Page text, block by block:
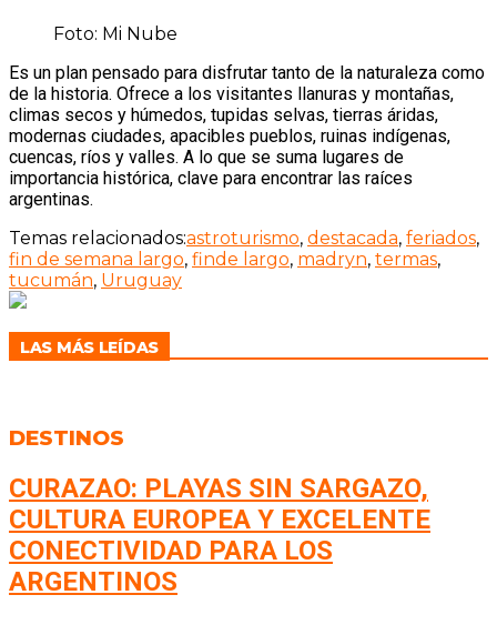
Foto: Mi Nube
Es un plan pensado para disfrutar tanto de la naturaleza como
de la historia. Ofrece a los visitantes llanuras y montañas,
climas secos y húmedos, tupidas selvas, tierras áridas,
modernas ciudades, apacibles pueblos, ruinas indígenas,
cuencas, ríos y valles. A lo que se suma lugares de
importancia histórica, clave para encontrar las raíces
argentinas.
Temas relacionados:astroturismo, destacada, feriados,
fin de semana largo, finde largo, madryn, termas,
tucumán, Uruguay
LAS MÁS LEÍDAS
DESTINOS
CURAZAO: PLAYAS SIN SARGAZO,
CULTURA EUROPEA Y EXCELENTE
CONECTIVIDAD PARA LOS
ARGENTINOS